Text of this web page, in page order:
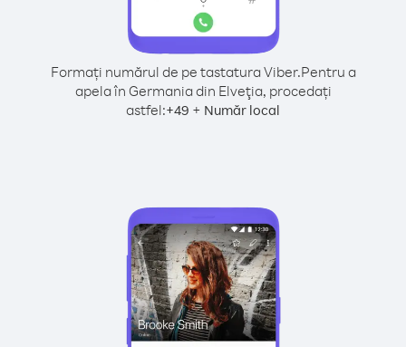
Formați numărul de pe tastatura Viber.Pentru a
apela în Germania din Elveţia, procedați
astfel:+49 + Număr local